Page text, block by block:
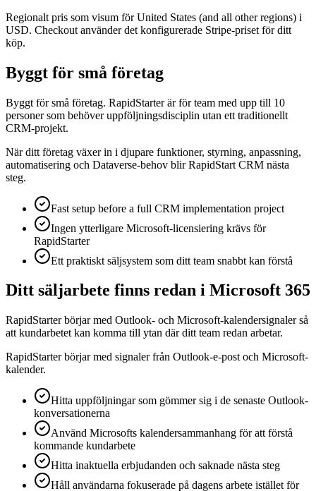
Regionalt pris som visum för United States (and all other regions) i
USD. Checkout använder det konfigurerade Stripe-priset för ditt
köp.
Byggt för små företag
Byggt för små företag. RapidStarter är för team med upp till 10
personer som behöver uppföljningsdisciplin utan ett traditionellt
CRM-projekt.
När ditt företag växer in i djupare funktioner, styrning, anpassning,
automatisering och Dataverse-behov blir RapidStart CRM nästa
steg.
Fast setup before a full CRM implementation project
Ingen ytterligare Microsoft-licensiering krävs för
RapidStarter
Ett praktiskt säljsystem som ditt team snabbt kan förstå
Ditt säljarbete finns redan i Microsoft 365
RapidStarter börjar med Outlook- och Microsoft-kalendersignaler så
att kundarbetet kan komma till ytan där ditt team redan arbetar.
RapidStarter börjar med signaler från Outlook-e-post och Microsoft-
kalender.
Hitta uppföljningar som gömmer sig i de senaste Outlook-
konversationerna
Använd Microsofts kalendersammanhang för att förstå
kommande kundarbete
Hitta inaktuella erbjudanden och saknade nästa steg
Håll användarna fokuserade på dagens arbete istället för